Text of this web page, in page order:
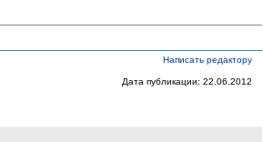
Написать редактору
Дата публикации: 22.06.2012